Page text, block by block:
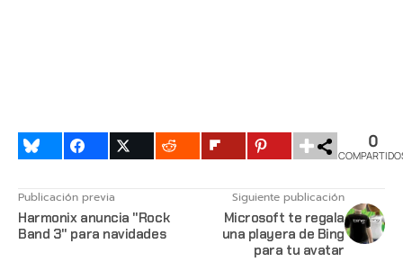
0
Publicación previa
Harmonix anuncia "Rock
Band 3" para navidades
Siguiente publicación
Microsoft te regala
una playera de Bing
para tu avatar